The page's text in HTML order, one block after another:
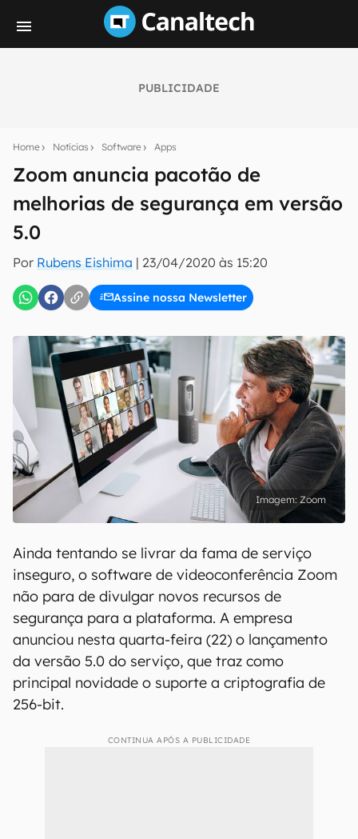
PUBLICIDADE
Home Notícias Software Apps
Zoom anuncia pacotão de
melhorias de segurança em versão
5.0
Por Rubens Eishima | 23/04/2020 às 15:20
Assine nossa Newsletter
notícias e reviews sobre tecnologia em primeira
E-mail
inscreva-se
Uso e Política de Privacidade do Canaltech.
Zoom
Ainda tentando se livrar da fama de serviço
inseguro, o software de videoconferência Zoom
não para de divulgar novos recursos de
segurança para a plataforma. A empresa
anunciou nesta quarta-feira (22) o lançamento
da versão 5.0 do serviço, que traz como
principal novidade o suporte a criptografia de
256-bit.
CONTINUA APÓS A PUBLICIDADE